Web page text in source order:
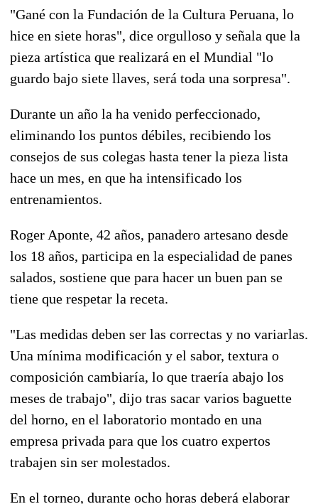
"Gané con la Fundación de la Cultura Peruana, lo
hice en siete horas", dice orgulloso y señala que la
pieza artística que realizará en el Mundial "lo
guardo bajo siete llaves, será toda una sorpresa".
Durante un año la ha venido perfeccionado,
eliminando los puntos débiles, recibiendo los
consejos de sus colegas hasta tener la pieza lista
hace un mes, en que ha intensificado los
entrenamientos.
Roger Aponte, 42 años, panadero artesano desde
los 18 años, participa en la especialidad de panes
salados, sostiene que para hacer un buen pan se
tiene que respetar la receta.
"Las medidas deben ser las correctas y no variarlas.
Una mínima modificación y el sabor, textura o
composición cambiaría, lo que traería abajo los
meses de trabajo", dijo tras sacar varios baguette
del horno, en el laboratorio montado en una
empresa privada para que los cuatro expertos
trabajen sin ser molestados.
En el torneo, durante ocho horas deberá elaborar